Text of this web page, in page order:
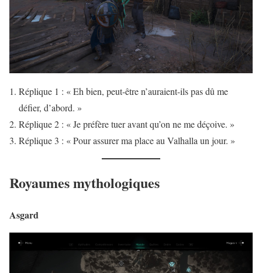
Réplique 1 : « Eh bien, peut-être n’auraient-ils pas dû me
défier, d’abord. »
Réplique 2 : « Je préfère tuer avant qu’on ne me déçoive. »
Réplique 3 : « Pour assurer ma place au Valhalla un jour. »
Royaumes mythologiques
Asgard